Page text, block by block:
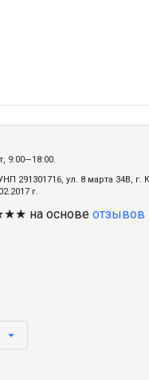
9:00—18:00.
291301716, ул. 8 марта 34В,
г.
на основе отзывов
arrow_drop_down